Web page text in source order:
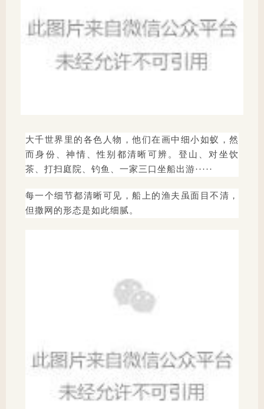
大千世界里的各色人物，他们在画中细小如蚁，然
而身份、神情、性别都清晰可辨。 登山、对坐饮
茶、打扫庭院、钓鱼、一家三口坐船出游·····
每一个细节都清晰可见，船上的渔夫虽面目不清，
但撒网的形态是如此细腻。